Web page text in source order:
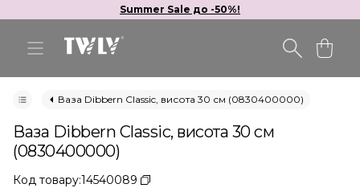
Summer Sale до -50%!
Ваза Dibbern Classic, висота 30 см (0830400000)
Ваза Dibbern Classic, висота 30 см
(0830400000)
Код товару:14540089